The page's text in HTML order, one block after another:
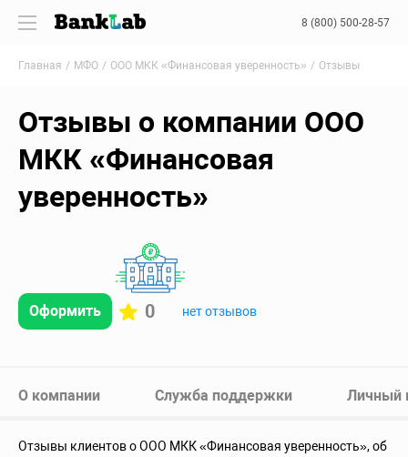
8 (800) 500-28-57
Главная МФО ООО МКК «Финансовая уверенность» Отзывы
Отзывы о компании ООО
МКК «Финансовая
уверенность»
Оформить 0 нет отзывов
О компании Служба поддержки Личный
Отзывы клиентов о ООО МКК «Финансовая уверенность», об